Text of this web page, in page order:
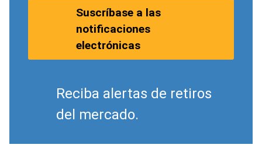
Suscríbase a las
notificaciones
electrónicas
Reciba alertas de retiros
del mercado.